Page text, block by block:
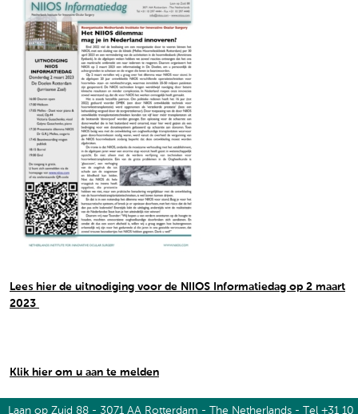
Lees hier de uitnodiging voor de NIIOS Informatiedag op 2 maart
2023
Klik hier om u aan te melden
Laan op Zuid 88 - 3071 AA Rotterdam - The Netherlands - Tel +31 10